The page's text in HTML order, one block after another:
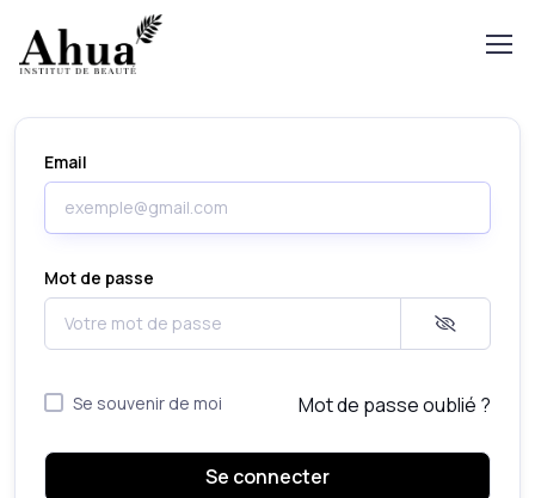
Email
Mot de passe
Se souvenir de moi Mot de passe oublié ?
Se connecter